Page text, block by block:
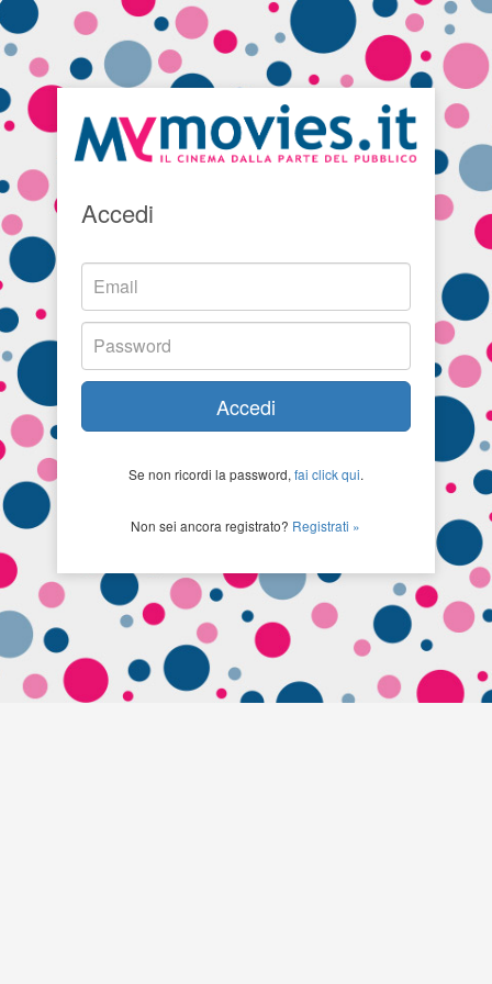
Accedi
Accedi
Se non ricordi la password, fai click qui.
Non sei ancora registrato? Registrati »